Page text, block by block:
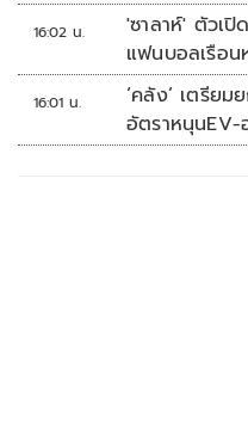
16:02 น.
'ซาลาห์' ตัวเ
แฟนบอลเรือน
16:01 น.
‘คลัง’ เตรีย
อัตราหนุนEV-